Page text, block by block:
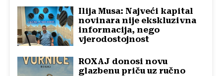
Ilija Musa: Najveći kapital
novinara nije ekskluzivna
informacija, nego
vjerodostojnost
ROXAJ donosi novu
glazbenu priču uz ručno